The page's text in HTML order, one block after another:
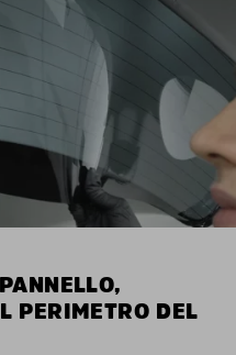
PERIMETRO DEL